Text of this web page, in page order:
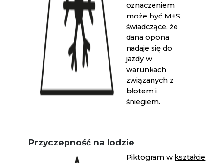
oznaczeniem
może być M+S,
świadczące, że
dana opona
nadaje się do
jazdy w
warunkach
związanych z
błotem i
śniegiem.
Przyczepność na lodzie
Piktogram w kształcie